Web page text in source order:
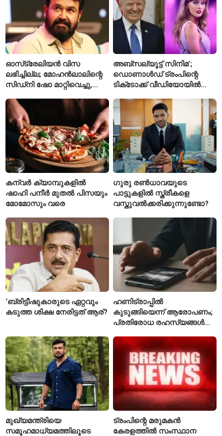
ഓസ്‌ട്രേലിയൻ വിസ
ലഭിച്ചില്ല; മോഹൻലാലിന്റെ
സിഡ്‌നി ഷോ മാറ്റിവെച്ചു,
ചോദിച്ച് താരം
അബ്സല്യൂട്ട് സിനിമ’;
ഡൊണാൾഡ് ട്രംപിന്റെ
ടിക്‌ടോക്ക് വീഡിയോയിൽ
‘August’ നീക്കം ചെയ്തു
കന്വർ ക്യാമ്പുകളിൽ
ഷാഹി പനീർ മുതൽ പിസയും
മോമോസും വരെ
ഗുരു രൺധാവയുടെ
പാട്ടുകളിൽ സ്ത്രീകളെ
വസ്തുവൽക്കരിക്കുന്നുണ്ടോ?
‘ബ്രിട്ടീഷുകാരുടെ ഏറ്റവും
കടുത്ത ശിക്ഷ നേരിട്ടത് ആര്?
ഹണിട്രാപ്പിൽ
കുടുങ്ങിയെന്ന് ആരോപണം;
പ്രതിരോധ രഹസ്യങ്ങൾ
വിങ് കമാൻഡർ അറസ്റ്റിൽ
മുഖ്യമന്ത്രിയെ
സമൂഹമാധ്യമത്തിലൂടെ
ട്രംപിന്റെ മരുമകൻ
കേരളത്തിൽ സംസ്ഥാന